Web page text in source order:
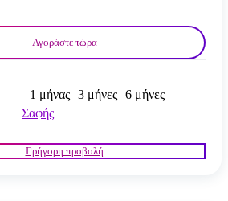
Αγοράστε τώρα
1 μήνας 3 μήνες 6 μήνες
Σαφής
Γρήγορη προβολή